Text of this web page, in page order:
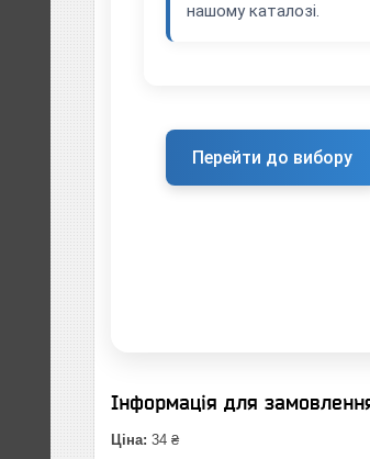
нашому каталозі.
Перейти до вибору
Інформація для
Ціна: 34 ₴